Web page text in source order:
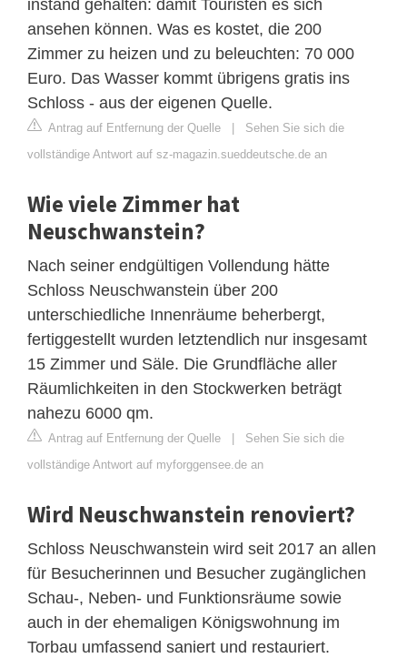
instand gehalten: damit Touristen es sich
ansehen können. Was es kostet, die 200
Zimmer zu heizen und zu beleuchten: 70 000
Euro. Das Wasser kommt übrigens gratis ins
Schloss - aus der eigenen Quelle.
Antrag auf Entfernung der Quelle | Sehen Sie sich die
vollständige Antwort auf sz-magazin.sueddeutsche.de an
Wie viele Zimmer hat
Neuschwanstein?
Nach seiner endgültigen Vollendung hätte
Schloss Neuschwanstein über 200
unterschiedliche Innenräume beherbergt,
fertiggestellt wurden letztendlich nur insgesamt
15 Zimmer und Säle. Die Grundfläche aller
Räumlichkeiten in den Stockwerken beträgt
nahezu 6000 qm.
Antrag auf Entfernung der Quelle | Sehen Sie sich die
vollständige Antwort auf myforggensee.de an
Wird Neuschwanstein renoviert?
Schloss Neuschwanstein wird seit 2017 an allen
für Besucherinnen und Besucher zugänglichen
Schau-, Neben- und Funktionsräume sowie
auch in der ehemaligen Königswohnung im
Torbau umfassend saniert und restauriert.